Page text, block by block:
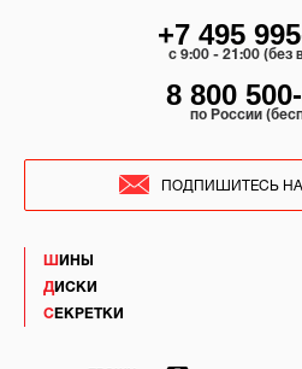
ШИНЫ
ДИСКИ
СЕКРЕТКИ
+7 495
c 9:00 - 21:00 (без
8 800
по России
ПОДПИШИТЕСЬ